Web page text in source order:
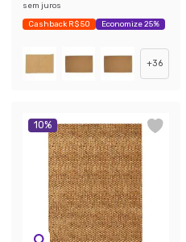
sem juros
Cashback R$ 50 Economize 25%
+36
10%